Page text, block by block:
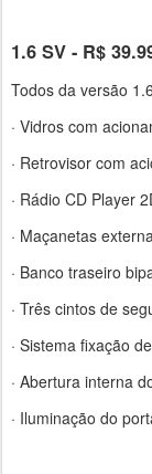
1.6 SV - R$
Todos da versão
· Vidros com
· Retrovisor com
· Rádio CD Player
· Maçanetas
· Banco traseiro
· Três cintos de
· Sistema fixação
· Abertura interna
· Iluminação do